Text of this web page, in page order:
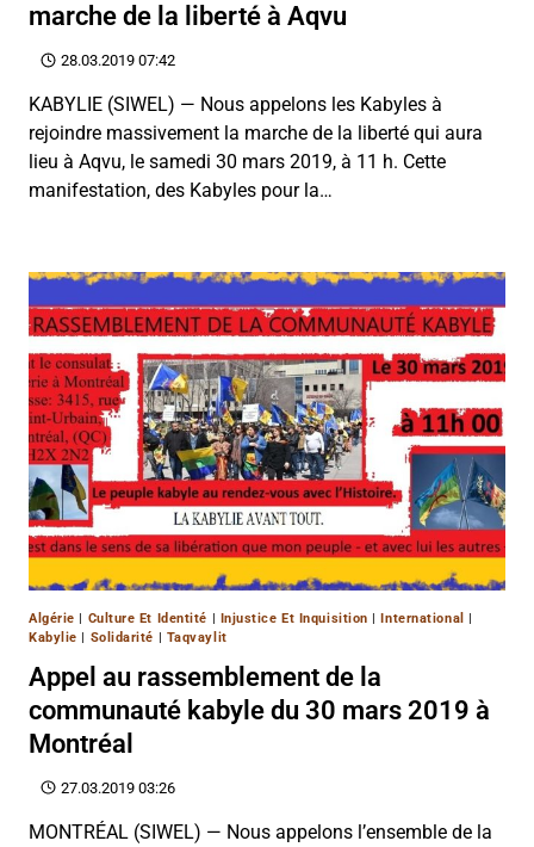
marche de la liberté à Aqvu
28.03.2019 07:42
KABYLIE (SIWEL) — Nous appelons les Kabyles à
rejoindre massivement la marche de la liberté qui aura
lieu à Aqvu, le samedi 30 mars 2019, à 11 h. Cette
manifestation, des Kabyles pour la…
Algérie | Culture Et Identité | Injustice Et Inquisition |International
|
Kabylie | Solidarité | Taqvaylit
Appel au rassemblement de la
communauté kabyle du 30 mars 2019 à
Montréal
27.03.2019 03:26
MONTRÉAL (SIWEL) — Nous appelons l’ensemble de la